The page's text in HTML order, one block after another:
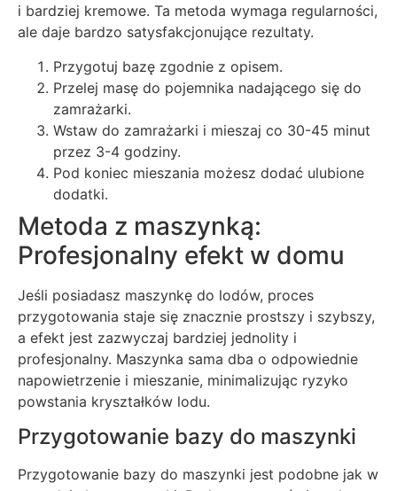
i bardziej kremowe. Ta metoda wymaga regularności,
ale daje bardzo satysfakcjonujące rezultaty.
Przygotuj bazę zgodnie z opisem.
Przelej masę do pojemnika nadającego się do
zamrażarki.
Wstaw do zamrażarki i mieszaj co 30-45 minut
przez 3-4 godziny.
Pod koniec mieszania możesz dodać ulubione
dodatki.
Metoda z maszynką:
Profesjonalny efekt w domu
Jeśli posiadasz maszynkę do lodów, proces
przygotowania staje się znacznie prostszy i szybszy,
a efekt jest zazwyczaj bardziej jednolity i
profesjonalny. Maszynka sama dba o odpowiednie
napowietrzenie i mieszanie, minimalizując ryzyko
powstania kryształków lodu.
Przygotowanie bazy do maszynki
Przygotowanie bazy do maszynki jest podobne jak w